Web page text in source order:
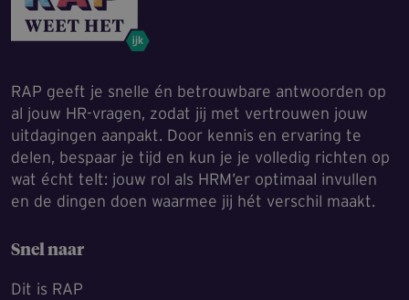
RAP geeft je snelle én betrouwbare antwoorden op
al jouw HR-vragen, zodat jij met vertrouwen jouw
uitdagingen aanpakt. Door kennis en ervaring te
delen, bespaar je tijd en kun je je volledig richten op
wat écht telt: jouw rol als HRM’er optimaal invullen
en de dingen doen waarmee jij hét verschil maakt.
Snel naar
Dit is RAP